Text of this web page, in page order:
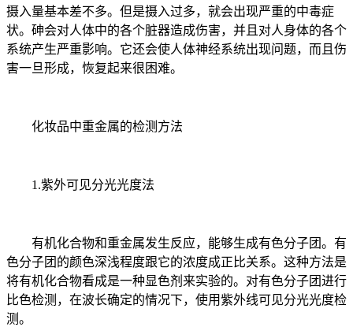
摄入量基本差不多。但是摄入过多，就会出现严重的中毒症
状。砷会对人体中的各个脏器造成伤害，并且对人身体的各个
系统产生严重影响。它还会使人体神经系统出现问题，而且伤
害一旦形成，恢复起来很困难。
化妆品中重金属的检测方法
1.紫外可见分光光度法
有机化合物和重金属发生反应，能够生成有色分子团。有
色分子团的颜色深浅程度跟它的浓度成正比关系。这种方法是
将有机化合物看成是一种显色剂来实验的。对有色分子团进行
比色检测，在波长确定的情况下，使用紫外线可见分光光度检
测。